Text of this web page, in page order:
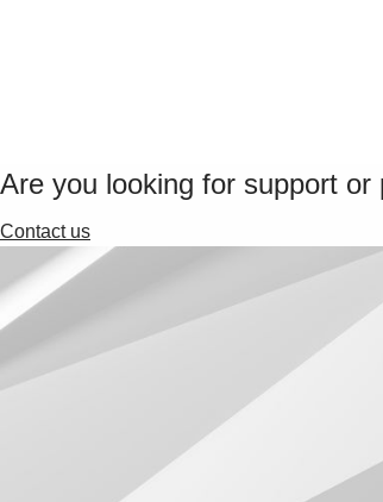
Are you looking for support or
Contact us